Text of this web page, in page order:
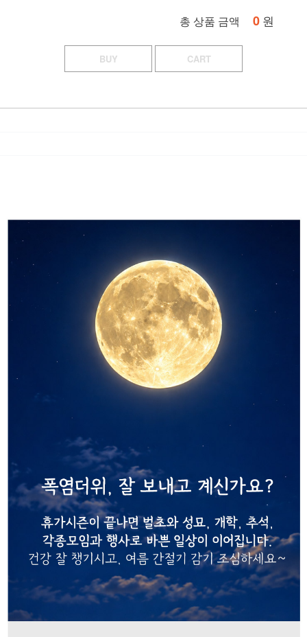
총 상품 금액 0 원
BUY CART